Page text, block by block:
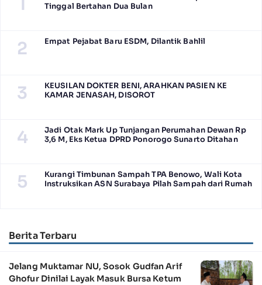
Tinggal Bertahan Dua Bulan
2 Empat Pejabat Baru ESDM, Dilantik Bahlil
3
KEUSILAN DOKTER BENI, ARAHKAN PASIEN KE
KAMAR JENASAH, DISOROT
4
Jadi Otak Mark Up Tunjangan Perumahan Dewan Rp
3,6 M, Eks Ketua DPRD Ponorogo Sunarto Ditahan
5
Kurangi Timbunan Sampah TPA Benowo, Wali Kota
Instruksikan ASN Surabaya Pilah Sampah dari Rumah
Berita Terbaru
Jelang Muktamar NU, Sosok Gudfan Arif
Ghofur Dinilai Layak Masuk Bursa Ketum